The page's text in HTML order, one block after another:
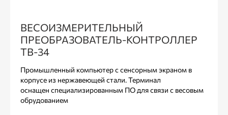
ВЕСОИЗМЕРИТЕЛЬНЫЙ
ПРЕОБРАЗОВАТЕЛЬ-КОНТРОЛЛЕР
ТВ-34
Промышленный компьютер с сенсорным экраном в
корпусе из нержавеющей стали. Терминал
оснащен специализированным ПО для связи с весовым
обрудованием